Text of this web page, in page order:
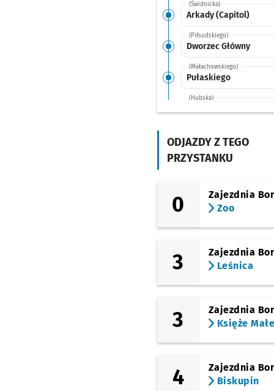
(Świdnicka)
Arkady (Capitol)
(Piłsudskiego)
Dworzec Główny
(Małachowskiego)
Pułaskiego
(Hubska)
Gajowa
(Gliniana)
(Ślężna)
Sanocka
(Kamienna)
ODJAZDY Z TEGO
PRZYSTANKU
0
Zajezdnia
Zoo
3
Zajezdnia
Leśnica
3
Zajezdnia
Księże Małe
4
Zajezdnia
Biskupin